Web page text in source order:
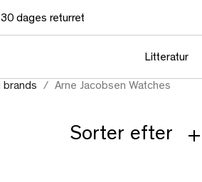
dages returret
Litteratur
brands Arne Jacobsen Watches
Sorter efter